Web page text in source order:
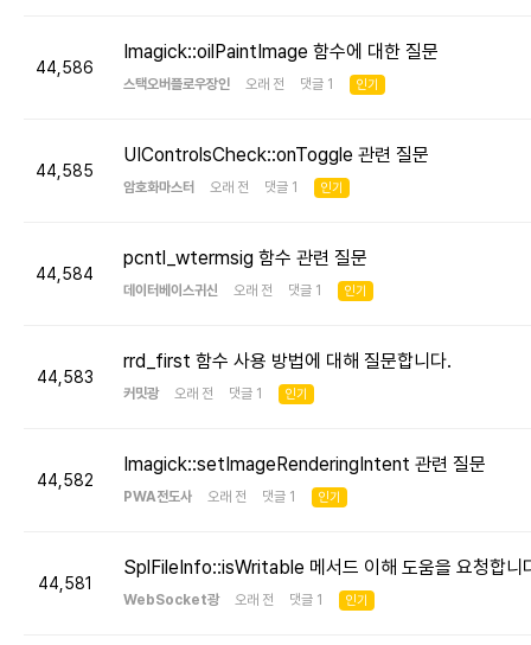
44,586
Imagick::oilPaintImage 함수에 대한 질문
스택오버플로우장인 오래 전 댓글 1 인기
44,585
UIControlsCheck::onToggle 관련 질문
암호화마스터 오래 전 댓글 1 인기
44,584
pcntl_wtermsig 함수 관련 질문
데이터베이스귀신 오래 전 댓글 1 인기
44,583
rrd_first 함수 사용 방법에 대해 질문합니다.
커밋광 오래 전 댓글 1 인기
44,582
Imagick::setImageRenderingIntent 관련 질문
PWA전도사 오래 전 댓글 1 인기
44,581
SplFileInfo::isWritable 메서드 이해 도움을 요청합니
WebSocket광 오래 전 댓글 1 인기